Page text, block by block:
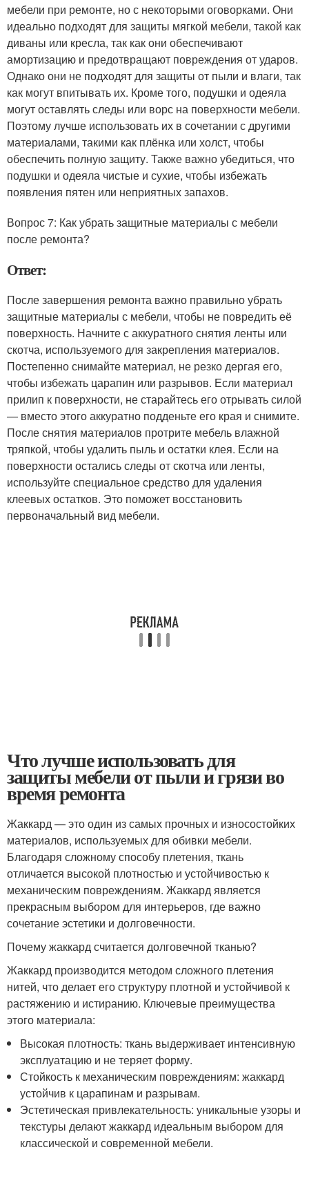
мебели при ремонте, но с некоторыми оговорками. Они
идеально подходят для защиты мягкой мебели, такой как
диваны или кресла, так как они обеспечивают
амортизацию и предотвращают повреждения от ударов.
Однако они не подходят для защиты от пыли и влаги, так
как могут впитывать их. Кроме того, подушки и одеяла
могут оставлять следы или ворс на поверхности мебели.
Поэтому лучше использовать их в сочетании с другими
материалами, такими как плёнка или холст, чтобы
обеспечить полную защиту. Также важно убедиться, что
подушки и одеяла чистые и сухие, чтобы избежать
появления пятен или неприятных запахов.
Вопрос 7: Как убрать защитные материалы с мебели
после ремонта?
Ответ:
После завершения ремонта важно правильно убрать
защитные материалы с мебели, чтобы не повредить её
поверхность. Начните с аккуратного снятия ленты или
скотча, используемого для закрепления материалов.
Постепенно снимайте материал, не резко дергая его,
чтобы избежать царапин или разрывов. Если материал
прилип к поверхности, не старайтесь его отрывать силой
— вместо этого аккуратно подденьте его края и снимите.
После снятия материалов протрите мебель влажной
тряпкой, чтобы удалить пыль и остатки клея. Если на
поверхности остались следы от скотча или ленты,
используйте специальное средство для удаления
клеевых остатков. Это поможет восстановить
первоначальный вид мебели.
Что лучше использовать для
защиты мебели от пыли и грязи во
время ремонта
Жаккард — это один из самых прочных и износостойких
материалов, используемых для обивки мебели.
Благодаря сложному способу плетения, ткань
отличается высокой плотностью и устойчивостью к
механическим повреждениям. Жаккард является
прекрасным выбором для интерьеров, где важно
сочетание эстетики и долговечности.
Почему жаккард считается долговечной тканью?
Жаккард производится методом сложного плетения
нитей, что делает его структуру плотной и устойчивой к
растяжению и истиранию. Ключевые преимущества
этого материала:
Высокая плотность: ткань выдерживает интенсивную
эксплуатацию и не теряет форму.
Стойкость к механическим повреждениям: жаккард
устойчив к царапинам и разрывам.
Эстетическая привлекательность: уникальные узоры и
текстуры делают жаккард идеальным выбором для
классической и современной мебели.